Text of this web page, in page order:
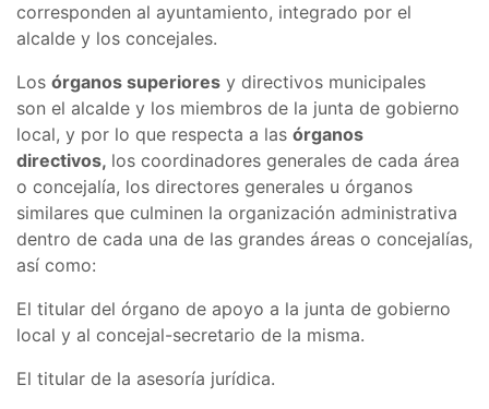
corresponden al ayuntamiento, integrado por el
alcalde y los concejales.
Los órganos superiores y directivos municipales
son el alcalde y los miembros de la junta de gobierno
local, y por lo que respecta a las órganos
directivos, los coordinadores generales de cada área
o concejalía, los directores generales u órganos
similares que culminen la organización administrativa
dentro de cada una de las grandes áreas o concejalías,
así como:
El titular del órgano de apoyo a la junta de gobierno
local y al concejal-secretario de la misma.
El titular de la asesoría jurídica.